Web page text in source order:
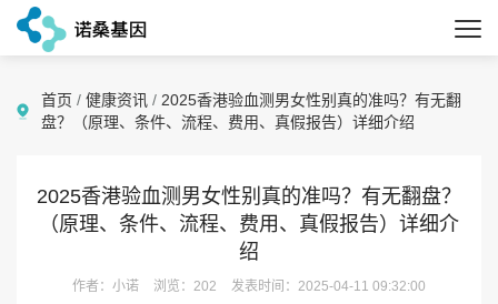
首页 / 健康资讯 / 2025香港验血测男女性别真的准吗？有无翻
盘？（原理、条件、流程、费用、真假报告）详细介绍
2025香港验血测男女性别真的准吗？有无翻盘？
（原理、条件、流程、费用、真假报告）详细介
绍
作者：小诺 浏览：202 发表时间：2025-04-11 09:32:00